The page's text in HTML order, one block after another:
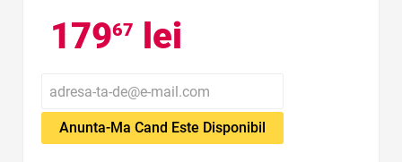
17967 lei
Anunta-Ma Cand Este Disponibil